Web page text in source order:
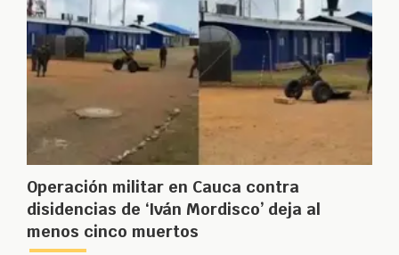
Operación militar en Cauca contra
disidencias de ‘Iván Mordisco’ deja al
menos cinco muertos